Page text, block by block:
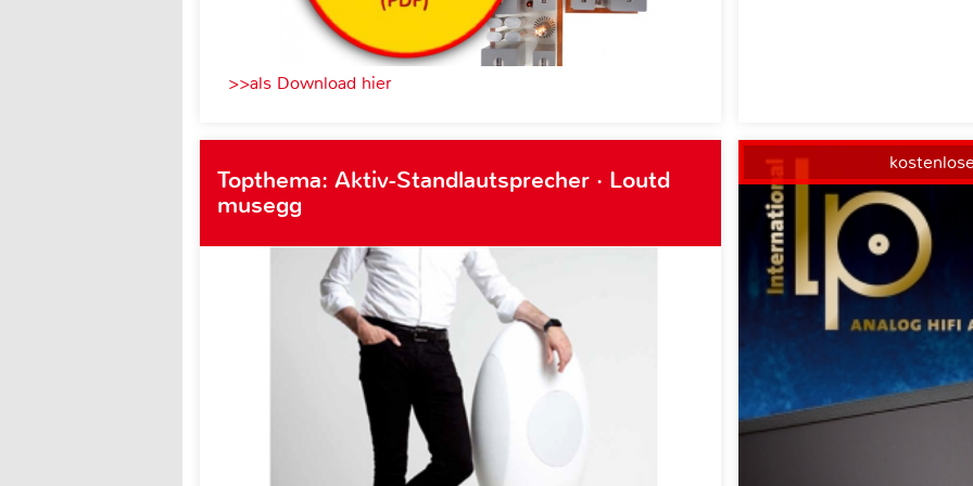
>>als Download hier
Topthema: Aktiv-Standlautsprecher · Loutd
musegg